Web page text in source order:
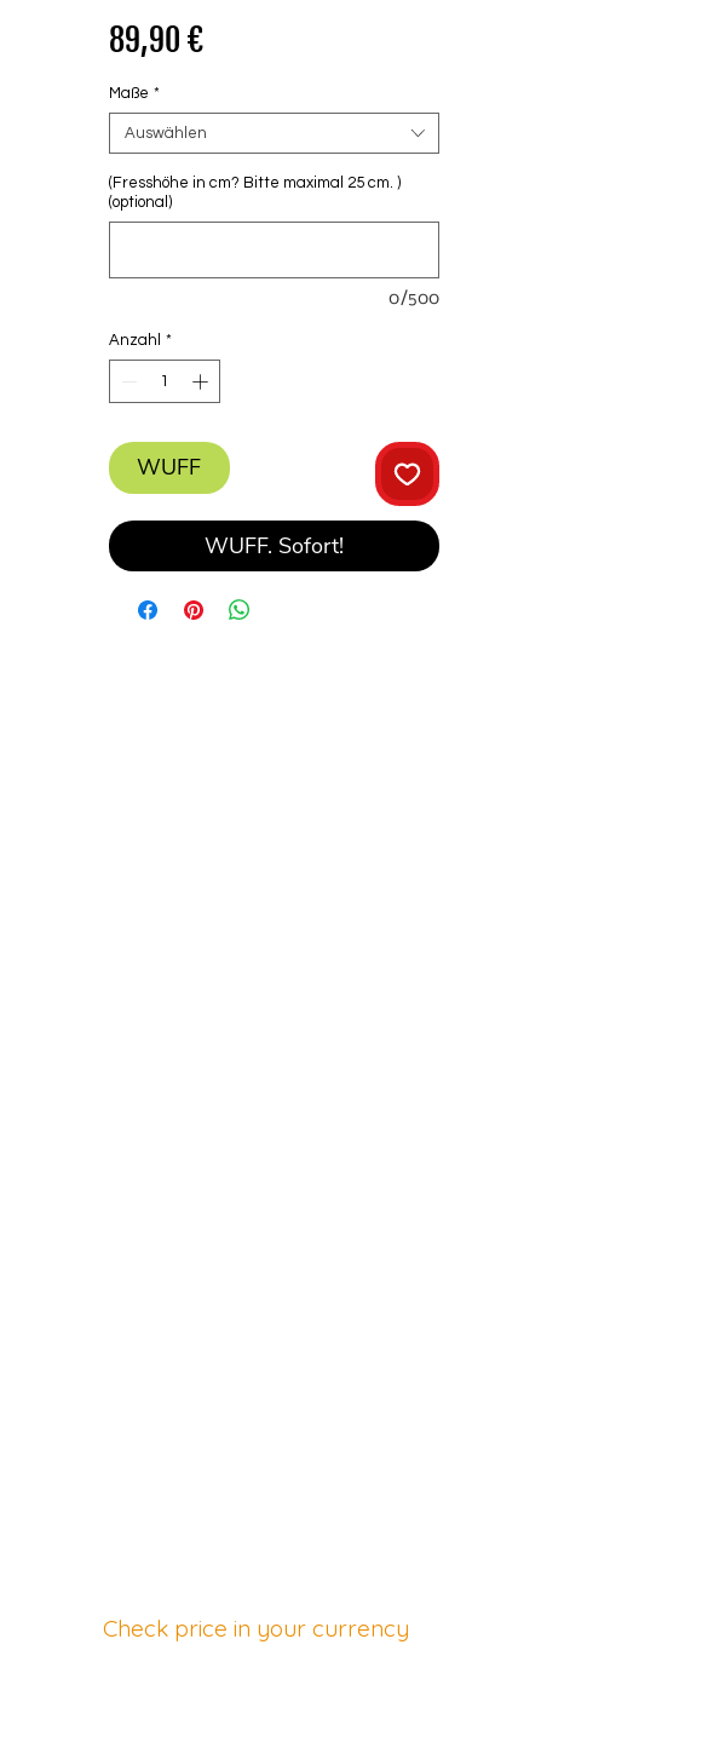
89,90 €Preis
Maße *
Auswählen
(Fresshöhe in cm? Bitte maximal 25 cm. )
(optional)
0/500
Anzahl *
WUFF
WUFF. Sofort!
Check price in your currency